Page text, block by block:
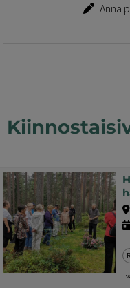
Anna